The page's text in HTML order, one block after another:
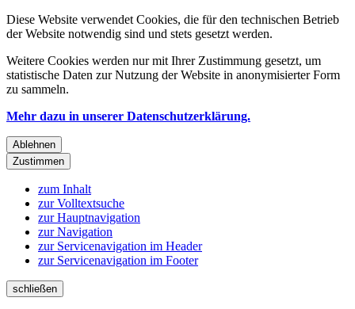
Diese Website verwendet Cookies, die für den technischen Betrieb
der Website notwendig sind und stets gesetzt werden.
Weitere Cookies werden nur mit Ihrer Zustimmung gesetzt, um
statistische Daten zur Nutzung der Website in anonymisierter Form
zu sammeln.
Mehr dazu in unserer Datenschutzerklärung.
Ablehnen
Zustimmen
zum Inhalt
zur Volltextsuche
zur Hauptnavigation
zur Navigation
zur Servicenavigation im Header
zur Servicenavigation im Footer
schließen